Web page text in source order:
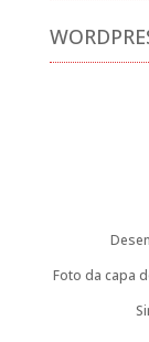
Foto da capa